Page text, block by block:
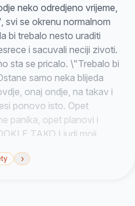
neko odredjeno vrijeme,
se okrenu normalnom
bi trebalo nesto uraditi
i sacuvali neciji zivoti.
sta se pricalo. \"Trebalo bi
samo neka blijeda
onaj ondje, na takav i
ponovo isto. Opet
panika, opet planovi i
TAKO Ljudi moji
svoj potpis na peticiju ako
da nadlezni nesto urade.
se secu, kao da
›